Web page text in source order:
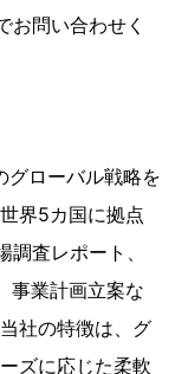
問い合わせく
グローバル戦略を
界5カ国に拠点
査レポート、
事業計画立案な
社の特徴は、グ
ズに応じた柔軟